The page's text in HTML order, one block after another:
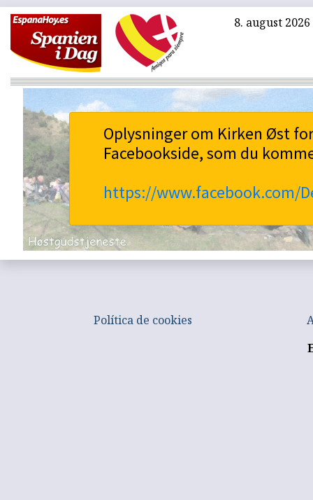
8. august 2026
Oplysninger om Kirken Øst
Facebookside, som du
https://www.facebook.com/
Política de cookies